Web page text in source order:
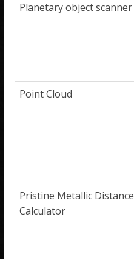
Planetary object scanner
Point Cloud
Pristine Metallic Distance
Calculator